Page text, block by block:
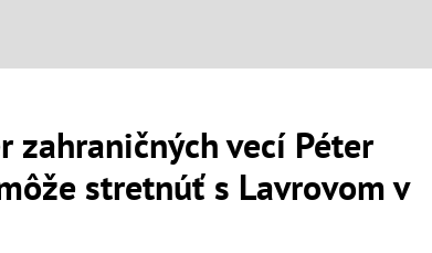
zahraničných vecí Péter
stretnúť s Lavrovom v